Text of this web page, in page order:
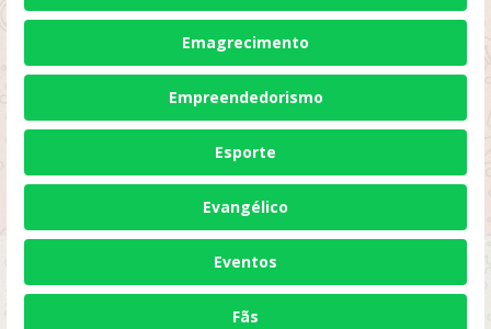
Emagrecimento
Empreendedorismo
Esporte
Evangélico
Eventos
Fãs